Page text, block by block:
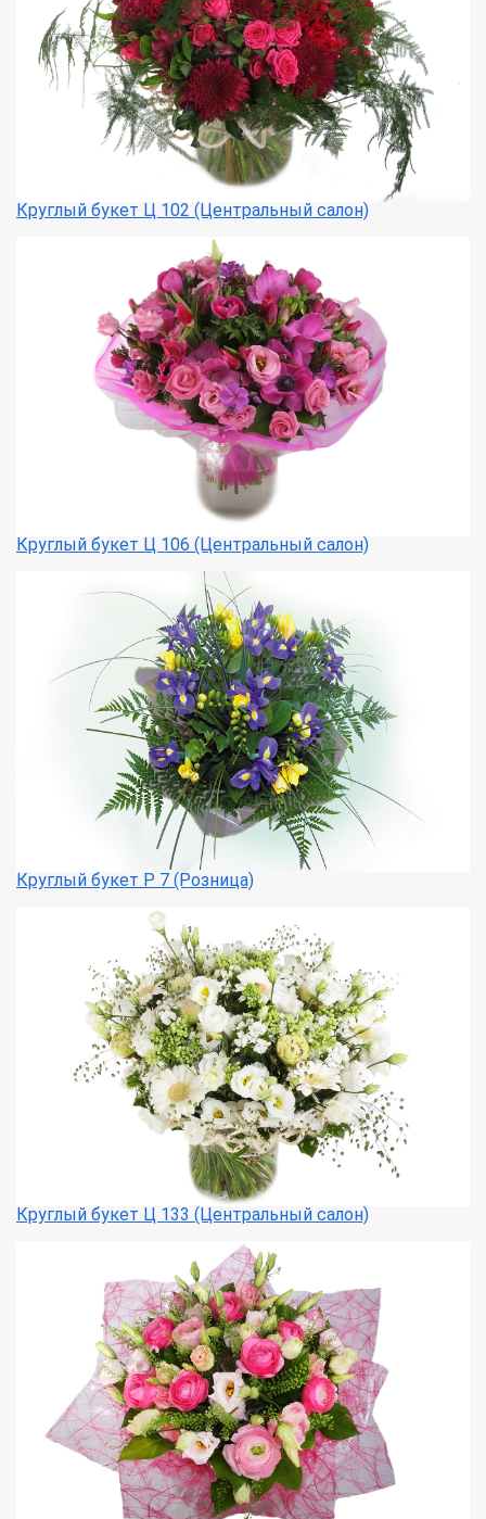
Круглый букет Ц 102 (Центральный салон)
Круглый букет Ц 106 (Центральный салон)
Круглый букет Р 7 (Розница)
Круглый букет Ц 133 (Центральный салон)